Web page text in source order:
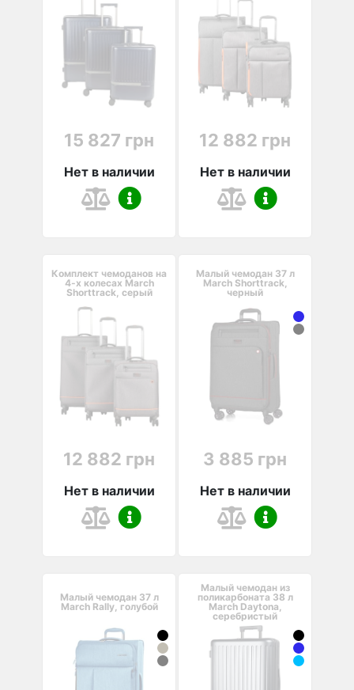
15 827 грн
Нет в наличии
12 882 грн
Нет в наличии
Комплект чемоданов на
4-х колесах March
Shorttrack, серый
12 882 грн
Нет в наличии
Малый чемодан 37 л
March Shorttrack,
черный
3 885 грн
Нет в наличии
Малый чемодан 37 л
March Rally, голубой
Малый чемодан из
поликарбоната 38 л
March Daytona,
серебристый